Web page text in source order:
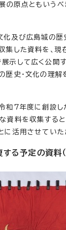
展の原点ともいう
化及び広島城の
集した資料を、現
示して広く公開す
歴史・文化の理
和7年度に創設
資料を収集すると
に活用させていた
る予定の資料（